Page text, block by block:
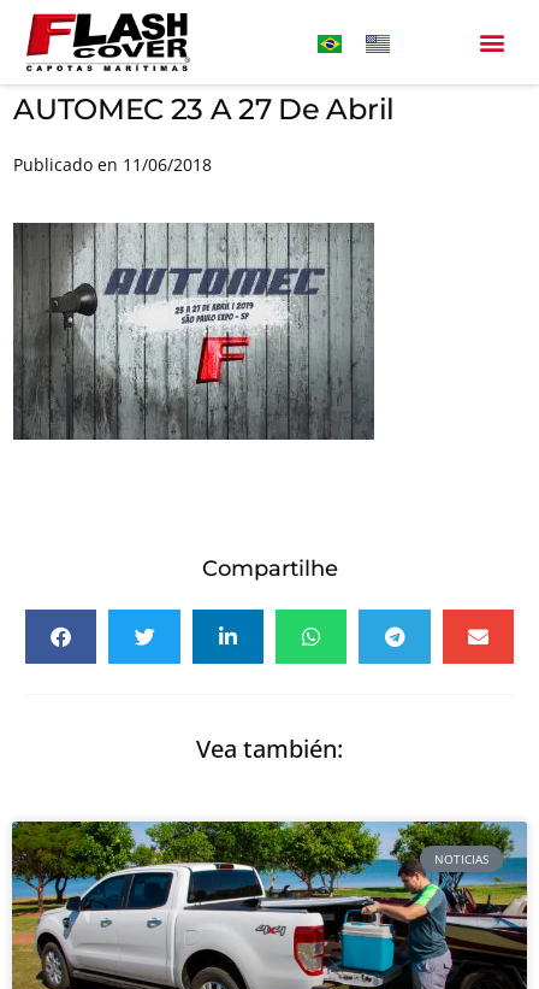
Compartilhe
AUTOMEC 23 A 27 De Abril
Publicado en 11/06/2018
Vea también:
NOTICIAS